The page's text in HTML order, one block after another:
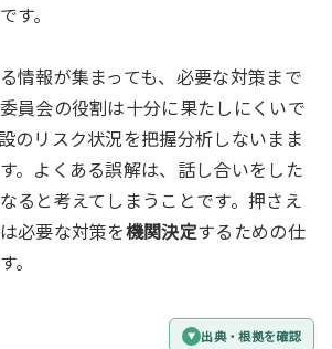
す。
情報が集まっても、必要な対策まで
員会の役割は十分に果たしにくいで
のリスク状況を把握分析しないまま
。よくある誤解は、話し合いをした
ると考えてしまうことです。押さえ
必要な対策を機関決定するための仕
。
出典・根拠を確認